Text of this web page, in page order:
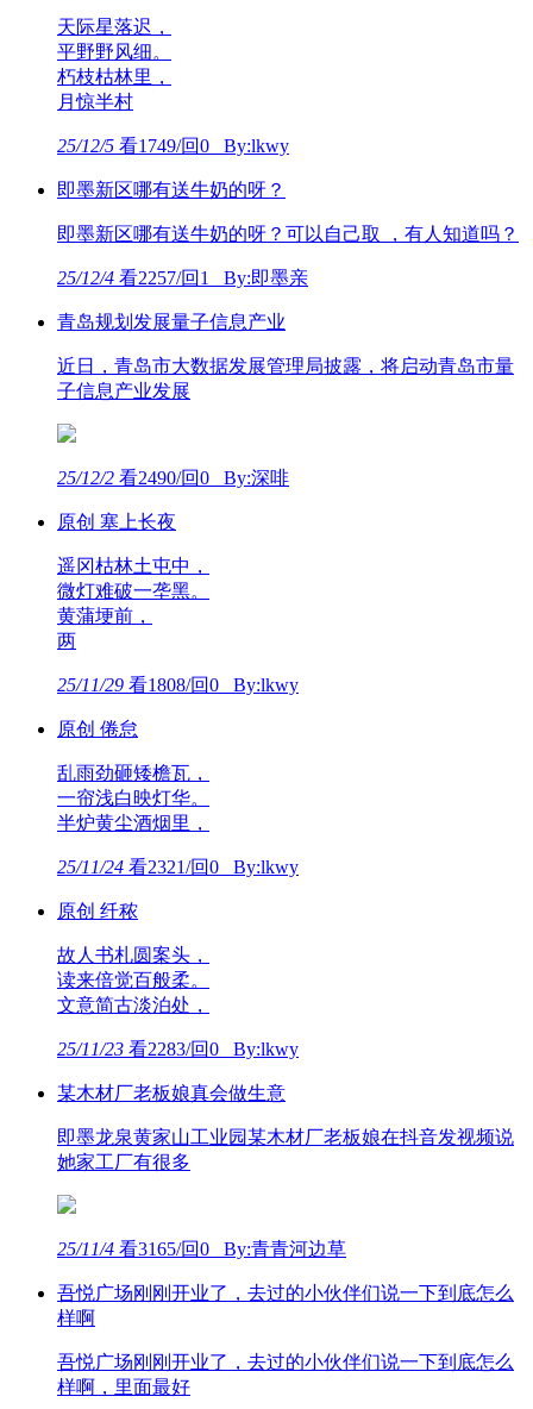
天际星落迟，
平野野风细。
朽枝枯林里，
月惊半村
25/12/5 看1749/回0 By:lkwy
即墨新区哪有送牛奶的呀？
即墨新区哪有送牛奶的呀？可以自己取 ，有人知道吗？
25/12/4 看2257/回1 By:即墨亲
青岛规划发展量子信息产业
近日，青岛市大数据发展管理局披露，将启动青岛市量
子信息产业发展
25/12/2 看2490/回0 By:深啡
原创 塞上长夜
遥冈枯林土屯中，
微灯难破一垄黑。
黄蒲埂前，
两
25/11/29 看1808/回0 By:lkwy
原创 倦怠
乱雨劲砸矮檐瓦，
一帘浅白映灯华。
半炉黄尘酒烟里，
25/11/24 看2321/回0 By:lkwy
原创 纤秾
故人书札圆案头，
读来倍觉百般柔。
文意简古淡泊处，
25/11/23 看2283/回0 By:lkwy
某木材厂老板娘真会做生意
即墨龙泉黄家山工业园某木材厂老板娘在抖音发视频说
她家工厂有很多
25/11/4 看3165/回0 By:青青河边草
吾悦广场刚刚开业了，去过的小伙伴们说一下到底怎么
样啊
吾悦广场刚刚开业了，去过的小伙伴们说一下到底怎么
样啊，里面最好